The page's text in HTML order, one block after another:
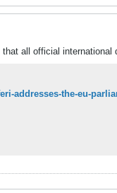
all official international